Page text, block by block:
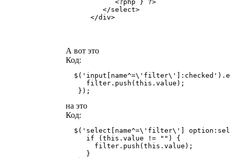
            <?php } ?>
         </select>
      </div>
А вот это
Код:
     filter.push(this.value);
на это
Код:
$('select[name^=\'filter\']
     if (this.value != "") {
       filter.push(this.value);
     }